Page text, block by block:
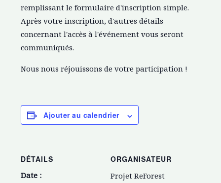
remplissant le formulaire d'inscription simple.
Après votre inscription, d'autres détails
concernant l'accès à l'événement vous seront
communiqués.
Nous nous réjouissons de votre participation !
Ajouter au calendrier
DÉTAILS
Date :
ORGANISATEUR
Projet ReForest